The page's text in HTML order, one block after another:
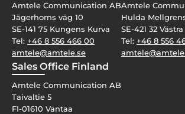
Amtele Communication AB
Jägerhorns väg 10
SE-141 75 Kungens Kurva
Tel: +46 8 556 466 00
amtele@amtele.se
Amtele
Hulda
SE-421 32
Tel: +46 8 556
Sales Office Finland
Amtele Communication AB
Taivaltie 5
FI-01610 Vantaa